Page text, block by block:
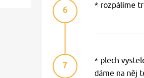
6 * rozpálíme
7
* plech
dáme na něj